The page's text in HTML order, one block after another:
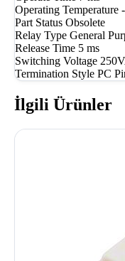
Operating Temperature
Part Status Obsolete
Relay Type General
Release Time 5 ms
Switching Voltage
Termination Style PC
İlgili Ürünler